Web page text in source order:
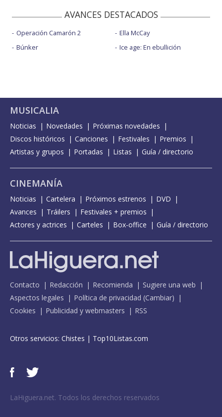
AVANCES DESTACADOS
Operación Camarón 2
Búnker
Ella McCay
Ice age: En ebullición
MUSICALIA
Noticias Novedades
Próximas novedades
Discos históricos
Canciones Festivales
Premios
Artistas y grupos
Portadas Listas Guía / directorio
CINEMANÍA
Noticias Cartelera Próximos estrenos
DVD
Avances
Tráilers
Festivales + premios
Actores y actrices
Carteles Box-office Guía / directorio
Contacto Redacción Recomienda
Sugiere una web
Aspectos legales
Política de privacidad (Cambiar)
Cookies
Publicidad y webmasters RSS
Otros servicios: Chistes | Top10Listas.com
LaHiguera.net. Todos los derechos reservados